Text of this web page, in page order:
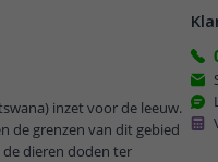
inzet voor de leeuw.
de grenzen van dit gebied
dieren doden ter